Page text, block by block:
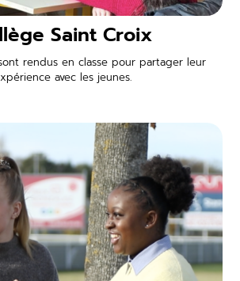
Saint Croix
rendus en classe pour partager leur
avec les jeunes.